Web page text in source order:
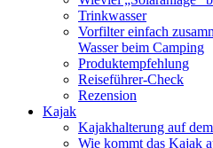
Trinkwasser
Vorfilter einfach
Wasser beim Camping
Produktempfehlung
Reiseführer-Check
Rezension
Kajak
Kajakhalterung auf
Wie kommt das Kajak